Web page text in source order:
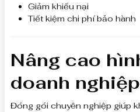
Giảm khiếu nại
Tiết kiệm chi phí bảo hành
Nâng cao
doanh nghiệp
Đóng gói chuyên nghiệp giúp